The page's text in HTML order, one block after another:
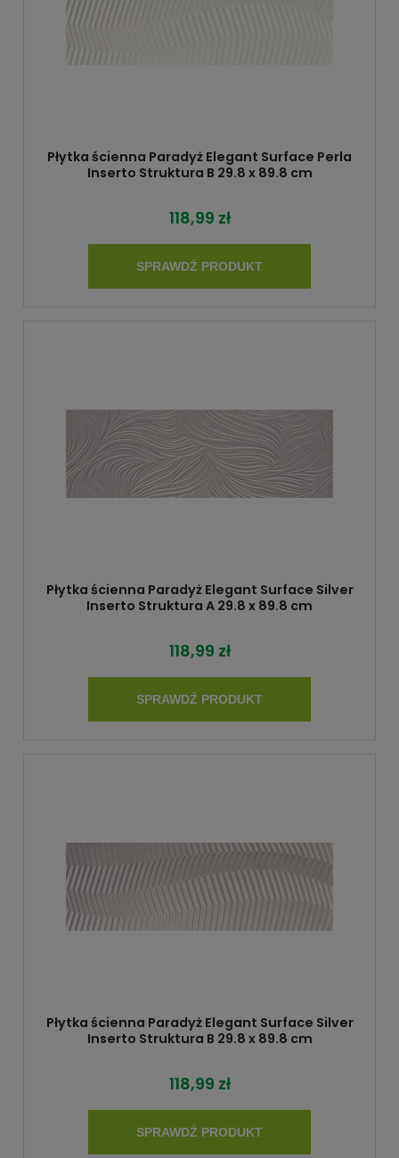
Płytka ścienna Paradyż Elegant Surface Perla
Inserto Struktura B 29.8 x 89.8 cm
118,99 zł
SPRAWDŹ PRODUKT
Płytka ścienna Paradyż Elegant Surface Silver
Inserto Struktura A 29.8 x 89.8 cm
118,99 zł
SPRAWDŹ PRODUKT
Płytka ścienna Paradyż Elegant Surface Silver
Inserto Struktura B 29.8 x 89.8 cm
118,99 zł
SPRAWDŹ PRODUKT